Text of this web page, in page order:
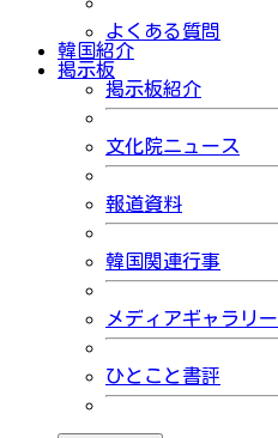
よくある質問
韓国紹介
掲示板
掲示板紹介
文化院ニュース
報道資料
韓国関連行事
メディアギャラリー
ひとこと書評